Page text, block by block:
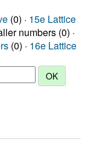
(0) · 15e Lattice
numbers (0) ·
(0) · 16e Lattice